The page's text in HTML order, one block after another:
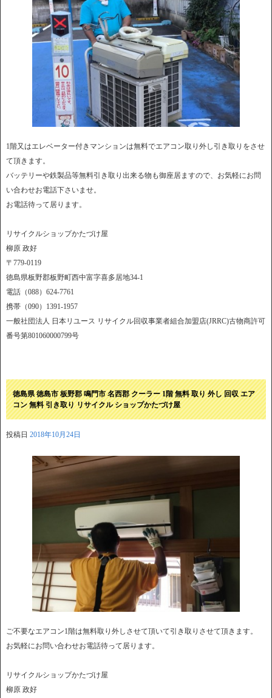
1階又はエレベーター付きマンションは無料でエアコン取り外し引き取りをさせ
て頂きます。
バッテリーや鉄製品等無料引き取り出来る物も御座居ますので、お気軽にお問
い合わせお電話下さいませ。
お電話待って居ります。
リサイクルショップかたづけ屋
柳原 政好
〒779-0119
徳島県板野郡板野町西中富字喜多居地34-1
電話（088）624-7761
携帯（090）1391-1957
一般社団法人 日本リユース リサイクル回収事業者組合加盟店(JRRC)古物商許可
番号第801060000799号
徳島県 徳島市 板野郡 鳴門市 名西郡 クーラー 1階 無料 取り 外し 回収 エア
コン 無料 引き取り リサイクル ショップかたづけ屋
投稿日 2018年10月24日
ご不要なエアコン1階は無料取り外しさせて頂いて引き取りさせて頂きます。
お気軽にお問い合わせお電話待って居ります。
リサイクルショップかたづけ屋
柳原 政好